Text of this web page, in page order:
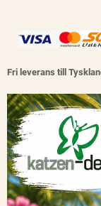
Fri leverans till